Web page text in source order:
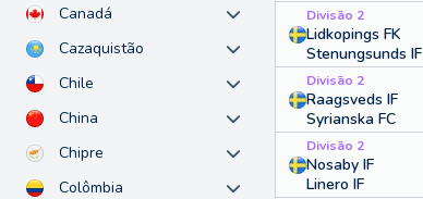
Divisão 2
Lidkopings FK
Stenungsunds IF
Divisão 2
Raagsveds IF
Syrianska FC
Divisão 2
Nosaby IF
Linero IF
Canadá
Cazaquistão
Chile
China
Chipre
Colômbia